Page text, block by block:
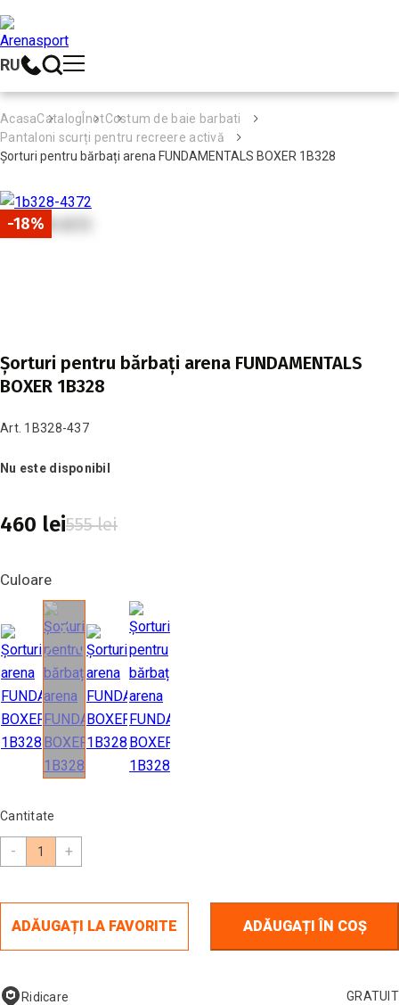
RU
AcasaCatalog ÎnotCostum de baie barbati
Pantaloni scurți pentru recreere activă
Șorturi pentru bărbați arena FUNDAMENTALS BOXER 1B328
-18%
Șorturi pentru bărbați arena FUNDAMENTALS
BOXER 1B328
Art. 1B328-437
Nu este disponibil
460 lei555 lei
Culoare
Cantitate
- +
ADĂUGAȚI LA FAVORITE ADĂUGAȚI ÎN COȘ
Ridicare GRATUIT